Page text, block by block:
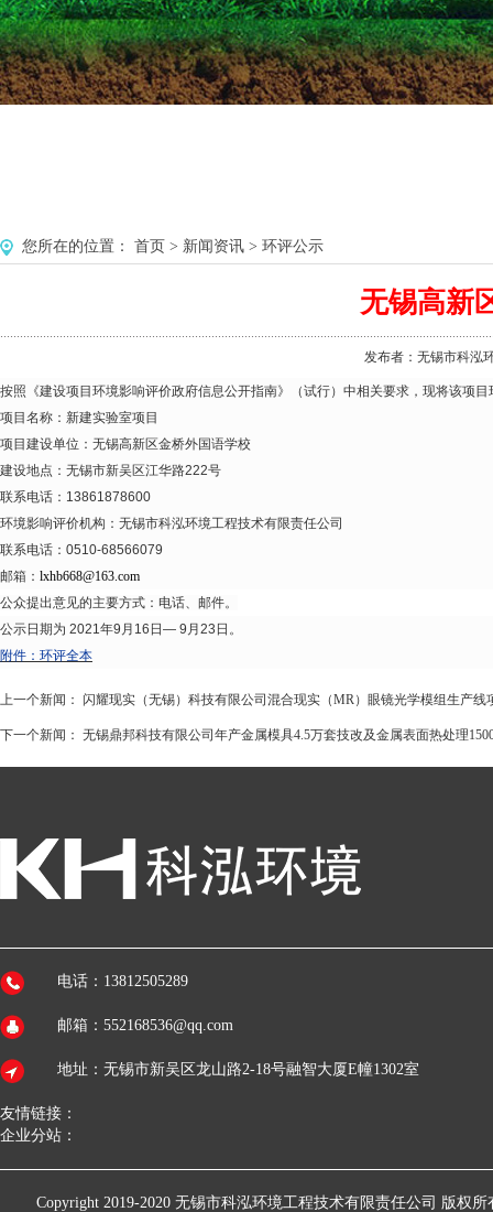
您所在的位置： 首页 > 新闻资讯 > 环评公示
无锡高新
发布者：无锡市科泓
按照《建设项目环境影响评价政府信息公开指南》（试行）中相关要求，现将该项
项目名称：新建实验室项目
项目建设单位：无锡高新区金桥外国语学校
建设地点：无锡市新吴区江华路222号
联系电话：13861878600
环境影响评价机构：无锡市科泓环境工程技术有限责任公司
联系电话：0510-68566079
邮箱： lxhb668@163.com
公众提出意见的主要方式：电话、邮件。
公示日期为 2021年9月16日— 9月23日。
附件： 环评全本
上一个新闻： 闪耀现实（无锡）科技有限公司混合现实（MR）眼镜光学模组生产线
下一个新闻： 无锡鼎邦科技有限公司年产金属模具4.5万套技改及金属表面热处理
电话：13812505289
邮箱：552168536@qq.com
地址：无锡市新吴区龙山路2-18号融智大厦E幢1302室
友情链接：
企业分站：
Copyright 2019-2020 无锡市科泓环境工程技术有限责任公司 版权所